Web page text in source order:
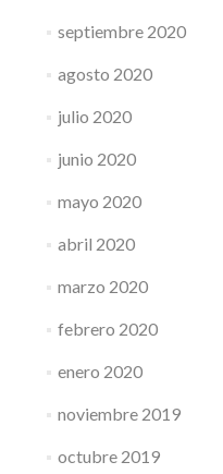
septiembre 2020
agosto 2020
julio 2020
junio 2020
mayo 2020
abril 2020
marzo 2020
febrero 2020
enero 2020
noviembre 2019
octubre 2019